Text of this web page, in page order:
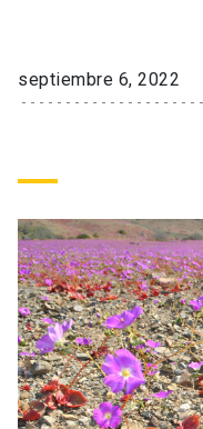
Redes Internacionales
septiembre 6, 2022